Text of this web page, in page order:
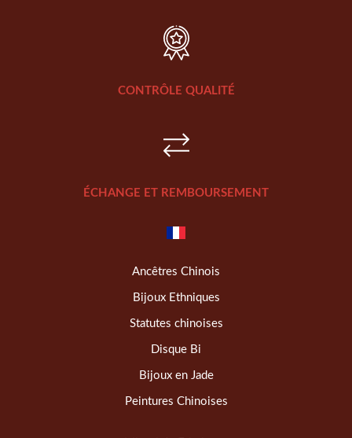
CONTRÔLE QUALITÉ
ÉCHANGE ET REMBOURSEMENT
Ancêtres Chinois
Bijoux Ethniques
Statutes chinoises
Disque Bi
Bijoux en Jade
Peintures Chinoises